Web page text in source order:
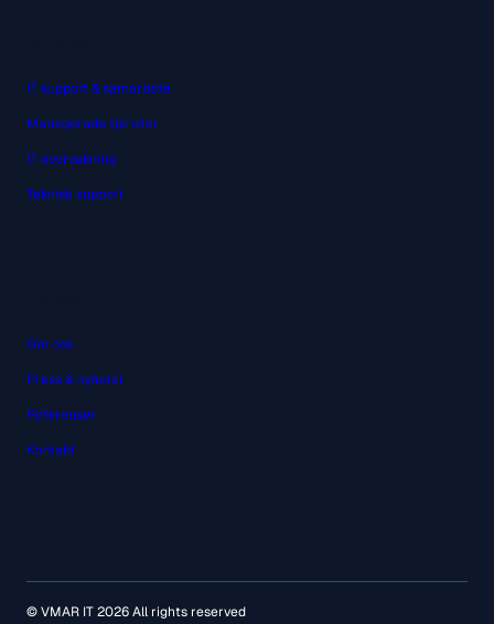
IT support & samarbete
Managerade tjänster
IT övervakning
Teknisk support
Om oss
Press & nyheter
Referenser
Kontakt
© VMAR IT 2026 All rights reserved